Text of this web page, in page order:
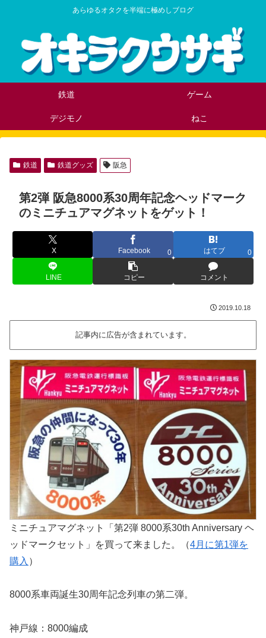
あらゆるオタクを半端に極めしブログ
鉄道 ゲーム
デジモノ ねこ
鉄道 鉄道グッズ 阪急
第2弾 阪急8000系30周年記念ヘッドマーク
のミニチュアマグネットをゲット！
X Facebook 0 はてブ 0
LINE コピー コメント
2019.10.18
記事内に広告が含まれています。
ミニチュアマグネット「第2弾 8000系30th Anniversary ヘ
ッドマークセット」を買って来ました。（4月に第1弾を
購入 ）
8000系車両誕生30周年記念列車の第二弾。
神戸線：8000編成